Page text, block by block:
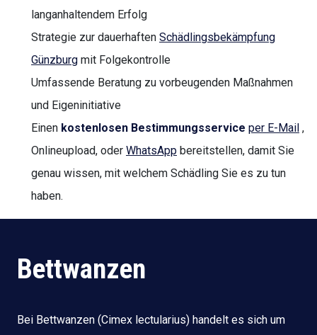
langanhaltendem Erfolg
Strategie zur dauerhaften Schädlingsbekämpfung
Günzburg mit Folgekontrolle
Umfassende Beratung zu vorbeugenden Maßnahmen
und Eigeninitiative
Einen kostenlosen Bestimmungsservice per E-Mail ,
Onlineupload, oder WhatsApp bereitstellen, damit Sie
genau wissen, mit welchem Schädling Sie es zu tun
haben.
Bettwanzen
Bei Bettwanzen (Cimex lectularius) handelt es sich um